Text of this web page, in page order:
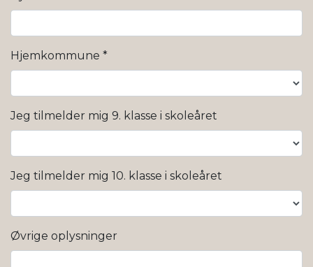
Hjemkommune *
Jeg tilmelder mig 9. klasse i skoleåret
Jeg tilmelder mig 10. klasse i skoleåret
Øvrige oplysninger